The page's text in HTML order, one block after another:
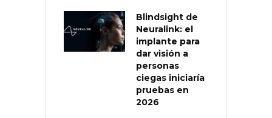
Blindsight de
Neuralink: el
implante para
dar visión a
personas
ciegas iniciaría
pruebas en
2026